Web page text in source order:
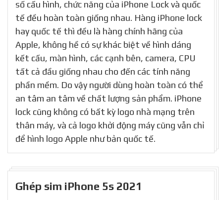
số cấu hình, chức năng của iPhone Lock và quốc
tế đều hoàn toàn giống nhau. Hàng iPhone lock
hay quốc tế thì đều là hàng chính hãng của
Apple, không hề có sự khác biệt về hình dáng
kết cấu, màn hình, các cạnh bên, camera, CPU
tất cả đầu giống nhau cho đến các tính năng
phần mềm. Do vậy người dùng hoàn toàn có thể
an tâm an tâm về chất lượng sản phẩm. iPhone
lock cũng không có bất kỳ logo nhà mạng trên
thân máy, và cả logo khởi động máy cũng vẫn chỉ
để hình logo Apple như bản quốc tế.
Ghép sim iPhone 5s 2021